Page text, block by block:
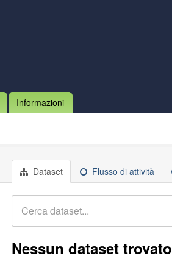
Informazioni
Dataset Flusso di attività
Nessun dataset trovato